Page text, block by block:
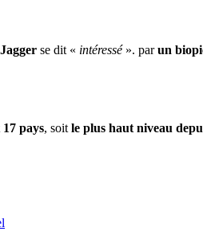
se dit « intéressé ». parun
pays, soitle plus haut niveau